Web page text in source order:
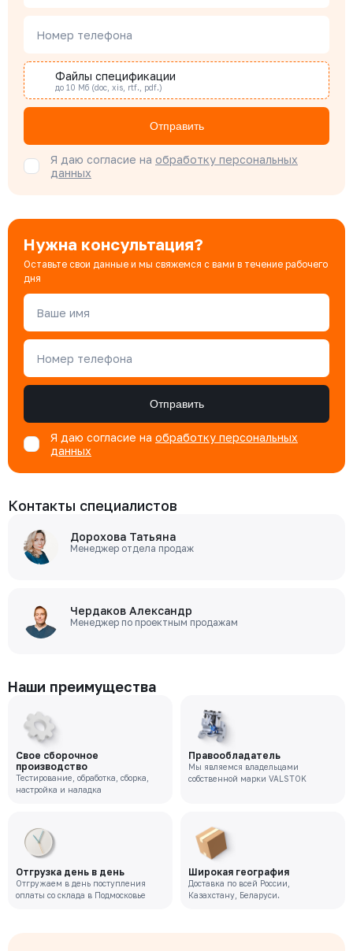
Наталья Гомонова
Бондарюк Евгения
Специалист отдела продаж
Номер телефона
Файлы спецификации
до 10 Мб (doc, xis, rtf., pdf.)
Отправить
Я даю согласие на обработку персональных
данных
Нужна консультация?
Оставьте свои данные и мы свяжемся с вами в течение рабочего
дня
Ваше имя
Номер телефона
Отправить
Я даю согласие на обработку персональных
данных
Контакты специалистов
Дорохова Татьяна
Менеджер отдела продаж
Чердаков Александр
Менеджер по проектным продажам
Наши преимущества
Свое сборочное
производство
Тестирование, обработка, сборка,
настройка и наладка
Правообладатель
Мы являемся владельцами
собственной марки VALSTOK
Отгрузка день в день
Отгружаем в день поступления
оплаты со склада в Подмосковье
Широкая география
Доставка по всей России,
Казахстану, Беларуси.